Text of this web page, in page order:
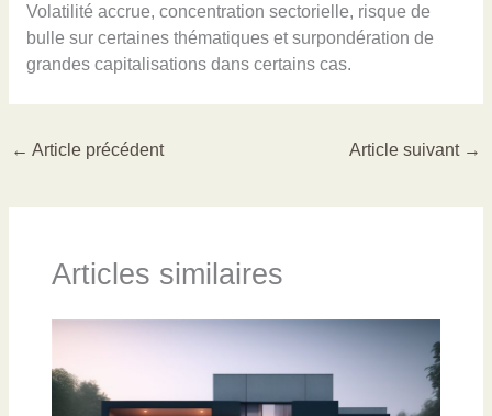
Volatilité accrue, concentration sectorielle, risque de
bulle sur certaines thématiques et surpondération de
grandes capitalisations dans certains cas.
← Article précédent Article suivant →
Articles similaires